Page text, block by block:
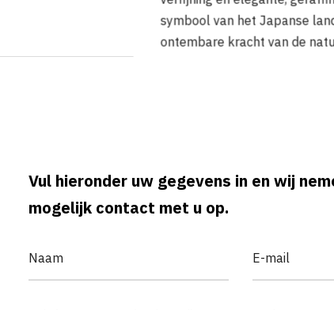
symbool van het Japanse
ontembare kracht van de
Vul hieronder uw gegevens in en wij
mogelijk contact met u op.